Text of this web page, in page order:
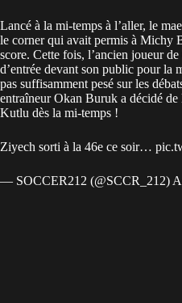
Lancé à la mi-temps à l’aller, le
le corner qui avait permis à Michy
score. Cette fois, l’ancien joueur de
d’entrée devant son public pour la
pas suffisamment pesé sur les
entraîneur Okan Buruk a décidé
Kutlu dès la mi-temps !
Ziyech sorti à la 46e ce soir…
— SOCCER212 (@SCCR_212)